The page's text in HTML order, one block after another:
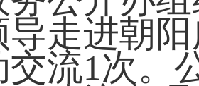
导走进朝
交流1次。